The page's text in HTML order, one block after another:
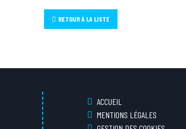
RETOUR À LA LISTE
ACCUEIL
MENTIONS LÉGALES